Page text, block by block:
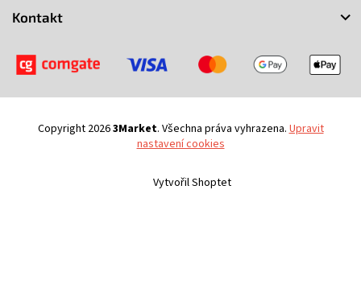
Kontakt
Vytvořil Shoptet
Copyright 20263Market. Všechna práva vyhrazena.Upravit
nastavení cookies